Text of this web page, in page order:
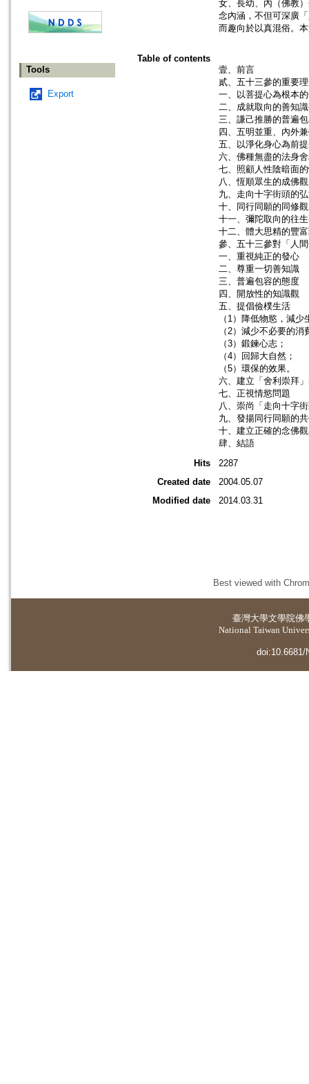
Tools
Export
女、長幼、內（佛教
念內涵，不但可深廣
而趣向於以真混俗。
Table of contents
壹、前言
貳、五十三參的重要
一、以菩提心為根本
二、成就取向的善知
三、謙己推勝的普遍
四、五明並重、內外
五、以淨化身心為前
六、佛種無盡的法身
七、照顧人性陰暗面
八、恆順眾生的成佛觀
九、走向十字街頭的
十、同行同願的同修觀
十一、彌陀取向的往
十二、體大思精的豐
參、五十三參對「人
一、重視純正的發心
二、尊重一切善知識
三、普遍包容的態度
四、開放性的知識觀
五、提倡儉樸生活
（1）降低物慾，減
（2）減少不必要的
（3）鍛鍊心志；
（4）回歸大自然；
（5）環保的效果。
六、建立「舍利崇拜
七、正視情慾問題
八、崇尚「走向十字
九、發揚同行同願的
十、建立正確的念佛
肆、結語
Hits
2287
Created date
2004.05.07
Modified date
2014.03.31
Best viewed with
臺灣大學文學院佛
National Taiwan
doi:10.6681/